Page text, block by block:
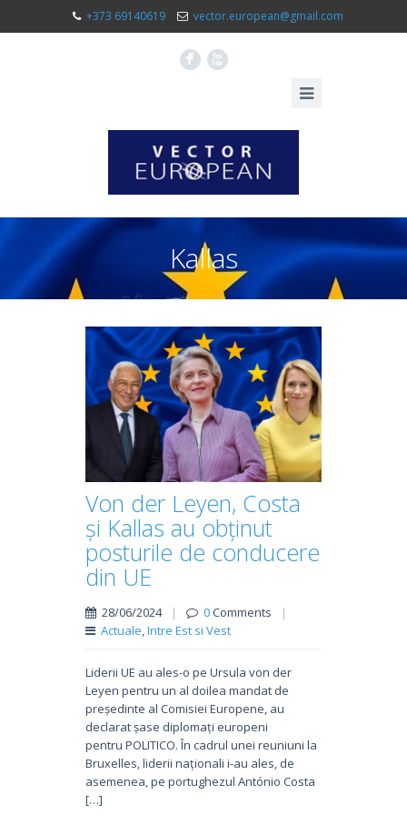
+373 69140619 vector.european@gmail.com
F X
Kallas
Von der Leyen, Costa
și Kallas au obținut
posturile de conducere
din UE
28/06/2024 | 0Comments
|
Actuale,Intre Est si Vest
Liderii UE au ales-o pe Ursula von der
Leyen pentru un al doilea mandat de
președinte al Comisiei Europene, au
declarat șase diplomați europeni
pentru POLITICO. În cadrul unei reuniuni la
Bruxelles, liderii naționali i-au ales, de
asemenea, pe portughezul António Costa
[…]